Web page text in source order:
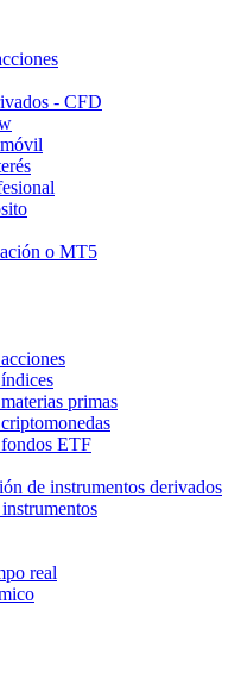
- CFD
o MT5
primas
ETF
de instrumentos derivados
real